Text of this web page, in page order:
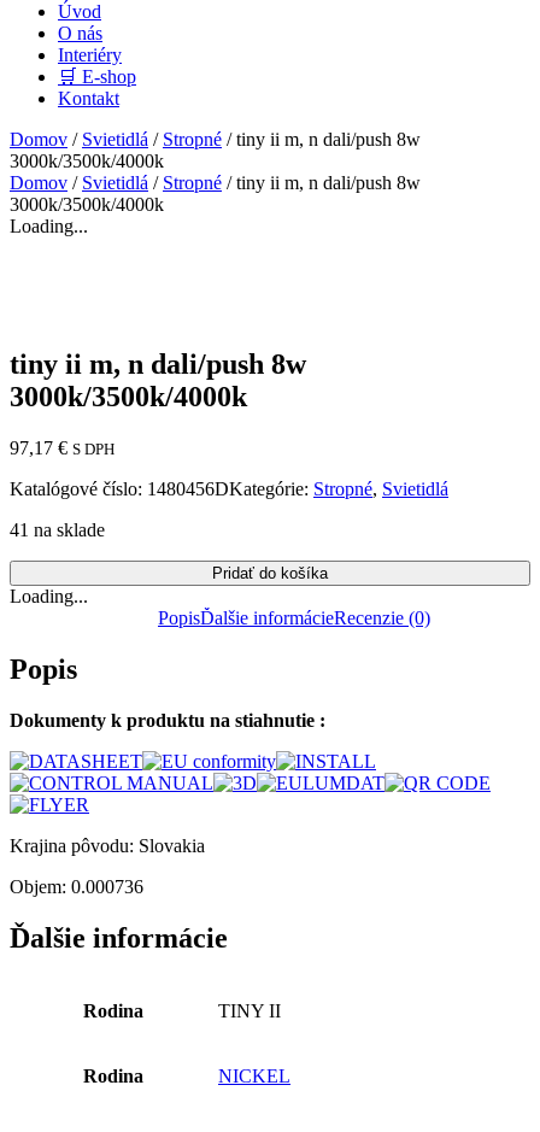
Úvod
O nás
Interiéry
🛒 E-shop
Kontakt
Domov / Svietidlá / Stropné / tiny ii m, n dali/push 8w
3000k/3500k/4000k
Domov / Svietidlá / Stropné / tiny ii m, n dali/push 8w
3000k/3500k/4000k
Loading...
tiny ii m, n dali/push 8w
3000k/3500k/4000k
97,17 € S DPH
Katalógové číslo: 1480456DKategórie: Stropné, Svietidlá
41 na sklade
Pridať do košíka
Loading...
PopisĎalšie informácieRecenzie (0)
Popis
Dokumenty k produktu na stiahnutie :
Krajina pôvodu: Slovakia
Objem: 0.000736
Ďalšie informácie
Rodina TINY II
Rodina NICKEL